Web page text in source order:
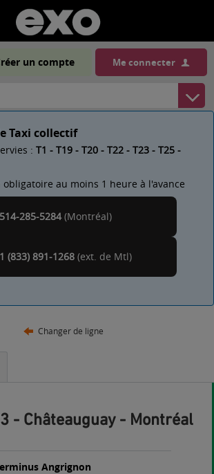
un compte Me connecter
Taxi collectif
: T1 - T19 - T20 - T22 - T23 - T25 -
obligatoire au moins 1 heure à l'avance
514-285-5284(Montréal)
1 (833) 891-1268 (ext. de Montréal
)
Changer de ligne
- Châteauguay - Montréal
Angrignon